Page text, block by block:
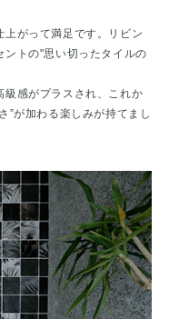
がって満足です。リビン
ントの"思い切ったタイルの
級感がプラスされ、これか
”が加わる楽しみが持てまし